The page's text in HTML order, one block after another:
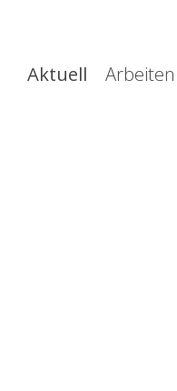
Aktuell Arbeiten